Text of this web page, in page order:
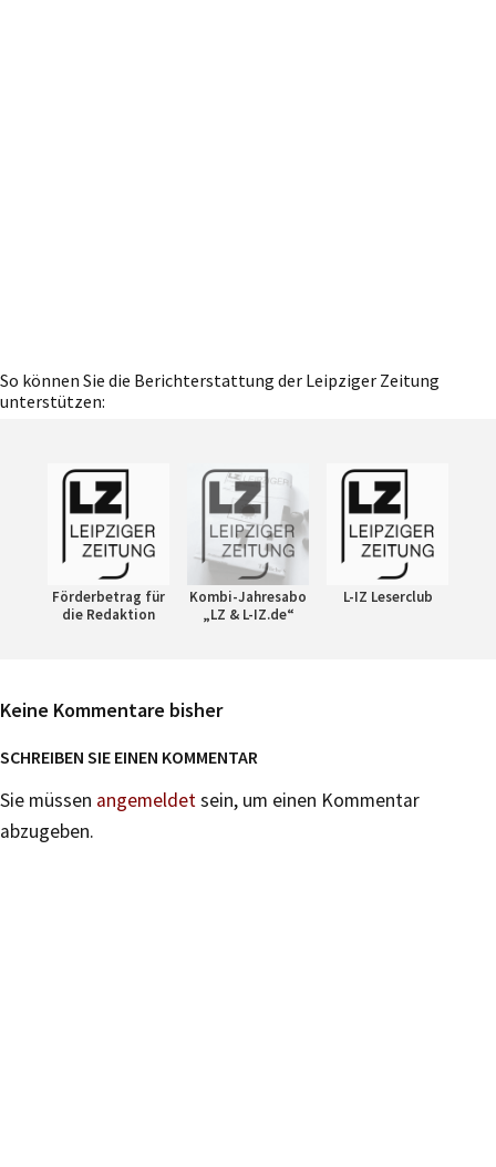
So können Sie die Berichterstattung der Leipziger Zeitung
unterstützen:
Förderbetrag für
die Redaktion
Kombi-Jahresabo
„LZ & L-IZ.de“
L-IZ Leserclub
Keine Kommentare bisher
SCHREIBEN SIE EINEN KOMMENTAR
Sie müssen angemeldetsein, um einen Kommentar
abzugeben.